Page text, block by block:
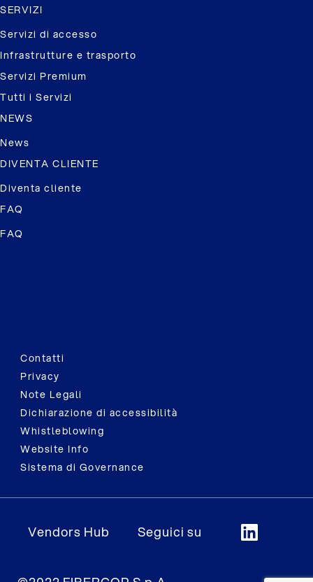
SERVIZI
Servizi di accesso
Infrastrutture e trasporto
Servizi Premium
Tutti i Servizi
NEWS
News
DIVENTA CLIENTE
Diventa cliente
FAQ
FAQ
Contatti
Privacy
Note Legali
Dichiarazione di accessibilità
Whistleblowing
Website Info
Sistema di Governance
Vendors Hub Seguici su